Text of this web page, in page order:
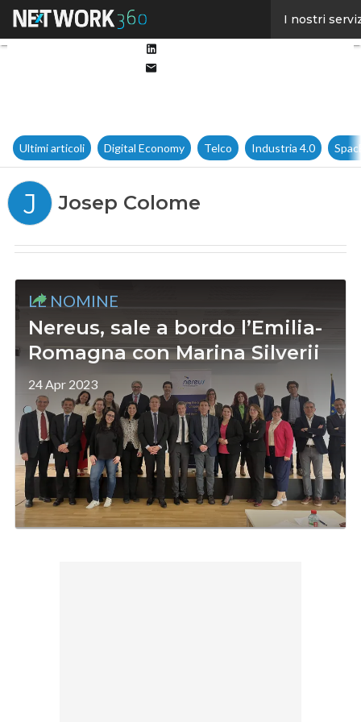
I nostri
Ultimi articoli Digital Economy Telco Industria 4.0
J Josep Colome
LE NOMINE
Nereus, sale a bordo l’Emilia-
Romagna con Marina Silverii
24 Apr 2023